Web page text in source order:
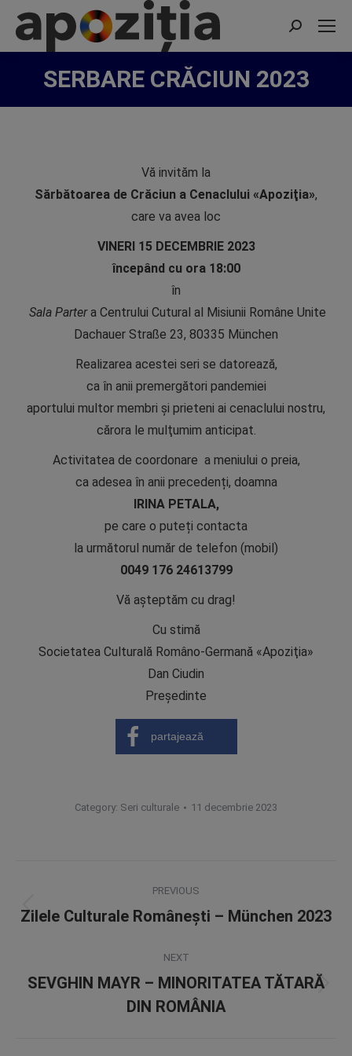
Search:
SERBARE CRĂCIUN 2023
Vă invităm la
Sărbătoarea de Crăciun a Cenaclului «Apoziţia»,
care va avea loc
VINERI 15 DECEMBRIE 2023
începând cu ora 18:00
în
Sala Partera Centrului Cutural al Misiunii Române Unite
Dachauer Straße 23, 80335 München
Realizarea acestei seri se datorează,
ca în anii premergători pandemiei
aportului multor membri şi prieteni ai cenaclului nostru,
cărora le mulţumim anticipat.
Activitatea de coordonare a meniului o preia,
ca adesea în anii precedenți, doamna
IRINA PETALA,
pe care o puteți contacta
la următorul număr de telefon (mobil)
0049 176 24613799
Vă aşteptăm cu drag!
Cu stimă
Societatea Culturală Româno-Germană «Apoziţia»
Dan Ciudin
Președinte
partajează
Category: Seri culturale 11 decembrie 2023
navigation
PREVIOUS
Previous
Zilele Culturale Românești – München 2023
NEXT
Next
post:
SEVGHIN MAYR – MINORITATEA TĂTARĂ
DIN ROMÂNIA